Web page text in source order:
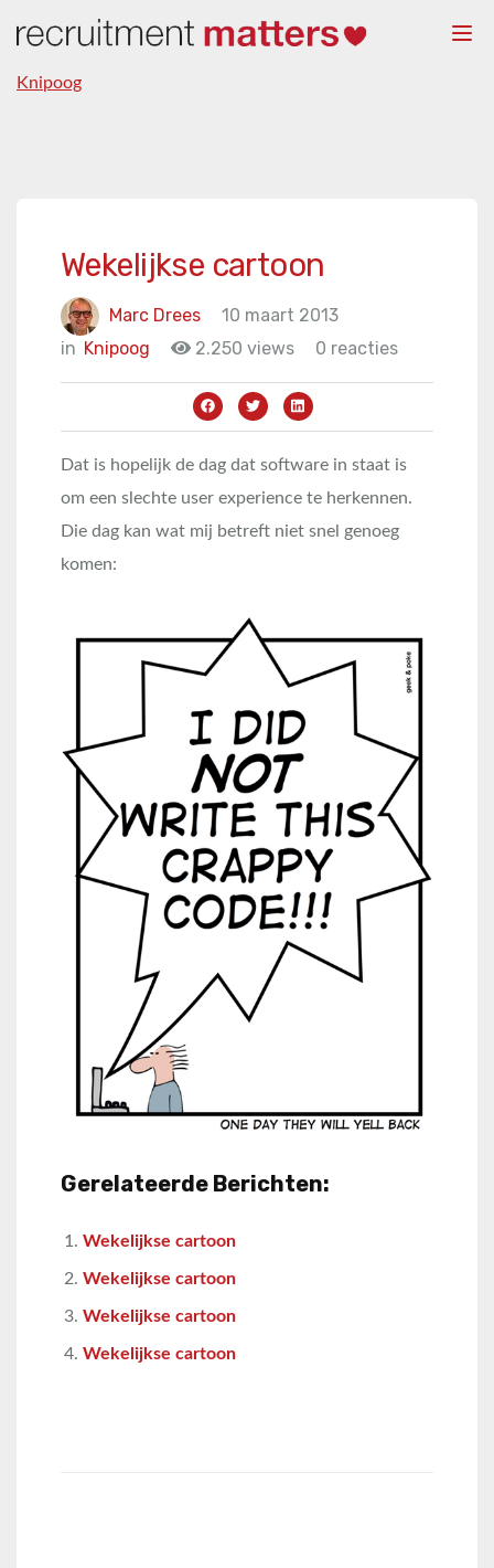
Knipoog
Wekelijkse cartoon
Marc Drees
10 maart 2013
in Knipoog 2.250 views 0 reacties
Dat is hopelijk de dag dat software in staat is
om een slechte user experience te herkennen.
Die dag kan wat mij betreft niet snel genoeg
komen:
Gerelateerde Berichten:
Wekelijkse cartoon
Wekelijkse cartoon
Wekelijkse cartoon
Wekelijkse cartoon